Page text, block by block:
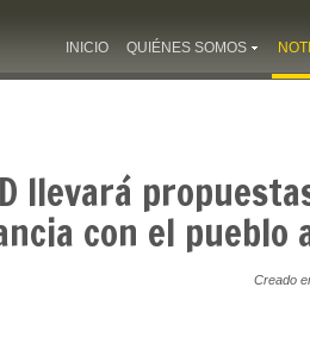
INICIO QUIÉNES SOMOS
llevará
con el pueblo
Creado